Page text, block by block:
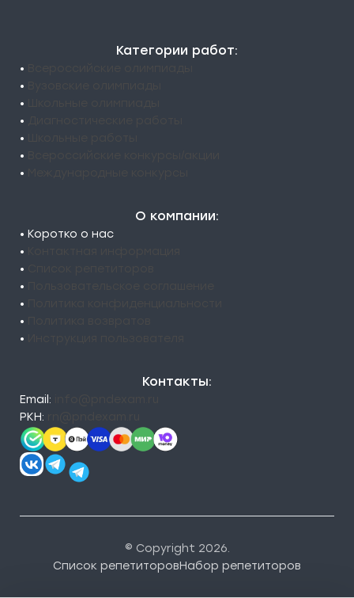
Категории работ:
•
•
•
•
•
•
•
О компании:
• Коротко о нас
•
•
•
•
•
•
Контакты:
Email:
РКН:
© Copyright 2026.
Список репетиторовНабор репетиторов